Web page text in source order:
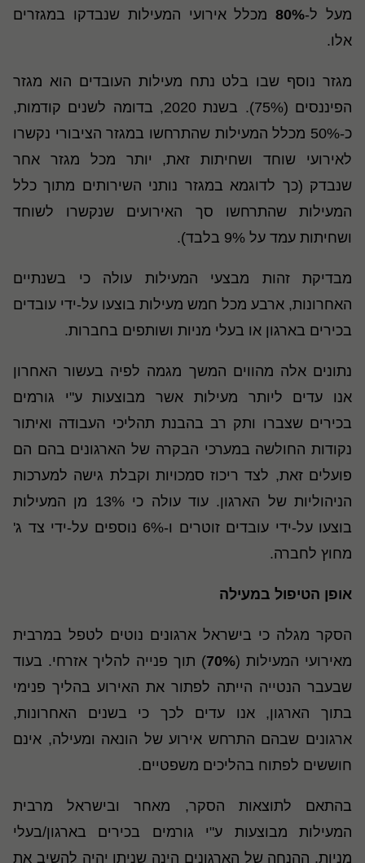
מעל ל-80%מכלל אירועי המעילות שנבדקו במגזרים
אלו.
מגזר נוסף שבו בלט נתח מעילות העובדים הוא מגזר
הפיננסים (75%). בשנת 2020, בדומה לשנים קודמות,
כ-50% מכלל המעילות שהתרחשו במגזר הציבורי נקשרו
לאירועי שוחד ושחיתות זאת, יותר מכל מגזר אחר
שנבדק (כך לדוגמא במגזר נותני השירותים מתוך כלל
המעילות שהתרחשו סך האירועים שנקשרו לשוחד
ושחיתות עמד על 9% בלבד).
מבדיקת זהות מבצעי המעילות עולה כי בשנתיים
האחרונות, ארבע מכל חמש מעילות בוצעו על-ידי עובדים
בכירים בארגון או בעלי מניות ושותפים בחברות.
נתונים אלה מהווים המשך מגמה לפיה בעשור האחרון
אנו עדים ליותר מעילות אשר מבוצעות ע"י גורמים
בכירים שצברו ותק רב בהבנת תהליכי העבודה ואיתור
נקודות החולשה במערכי הבקרה של הארגונים בהם הם
פועלים זאת, לצד ריכוז סמכויות וקבלת גישה למערכות
הניהוליות של הארגון. עוד עולה כי 13% מן המעילות
בוצעו על-ידי עובדים זוטרים ו-6% נוספים על-ידי צד ג'
מחוץ לחברה.
אופן הטיפול במעילה
הסקר מגלה כי בישראל ארגונים נוטים לטפל במרבית
מאירועי המעילות (70%) תוך פנייה להליך אזרחי. בעוד
שבעבר הנטייה הייתה לפתור את האירוע בהליך פנימי
בתוך הארגון, אנו עדים לכך כי בשנים האחרונות,
ארגונים שבהם התרחש אירוע של הונאה ומעילה, אינם
חוששים לפתוח בהליכים משפטיים.
בהתאם לתוצאות הסקר, מאחר ובישראל מרבית
המעילות מבוצעות ע"י גורמים בכירים בארגון/בעלי
מניות, ההנחה של הארגונים הינה שניתן יהיה להשיב את